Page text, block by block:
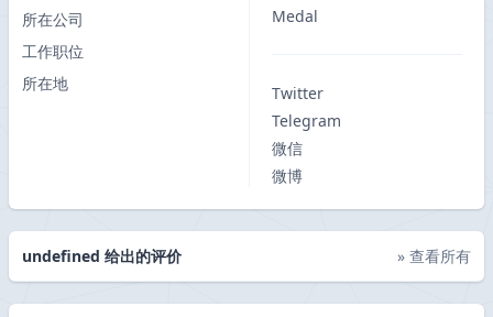
所在公司
工作职位
所在地
Medal
Twitter
Telegram
微信
微博
undefined 给出的评价 » 查看所有